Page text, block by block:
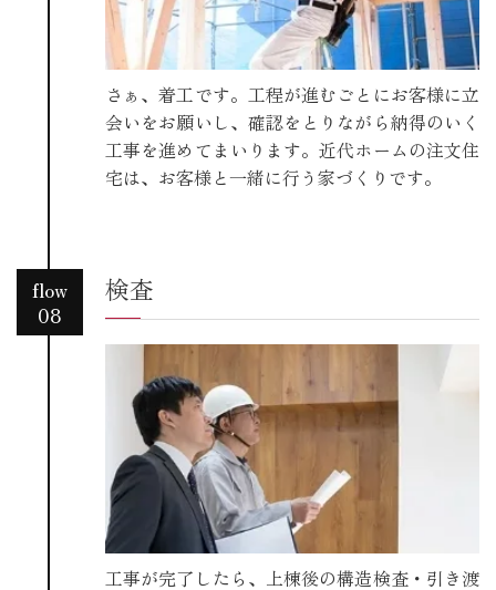
さぁ、着工です。工程が進むごとにお客様に立
会いをお願いし、確認をとりながら納得のいく
工事を進めてまいります。近代ホームの注文住
宅は、お客様と一緒に行う家づくりです。
flow
08
検査
工事が完了したら、上棟後の構造検査・引き渡